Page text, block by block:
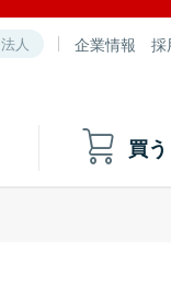
法人 企業情報 採
買う